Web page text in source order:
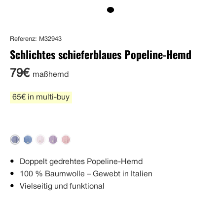
Referenz: M32943
Schlichtes schieferblaues Popeline-Hemd
79€ maßhemd
65€ in multi-buy
Doppelt gedrehtes Popeline-Hemd
100 % Baumwolle – Gewebt in Italien
Vielseitig und funktional